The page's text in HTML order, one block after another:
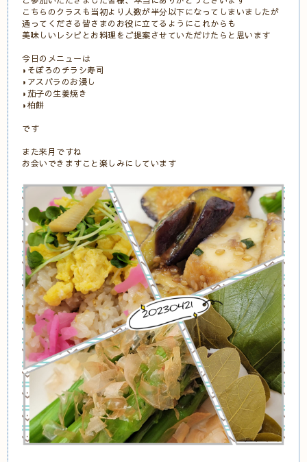
こちらのクラスも当初より人数が半分以下になってしまいましたが
通ってくださる皆さまのお役に立てるようにこれからも
美味しいレシピとお料理をご提案させていただけたらと思います
今日のメニューは
◗そぼろのチラシ寿司
◗アスパラのお浸し
◗茄子の生姜焼き
◗柏餅
です
また来月ですね
お会いできますこと楽しみにしています